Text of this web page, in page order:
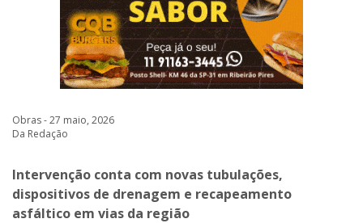
Obras - 27 maio, 2026
Da Redação
Intervenção conta com novas tubulações,
dispositivos de drenagem e recapeamento
asfáltico em vias da região